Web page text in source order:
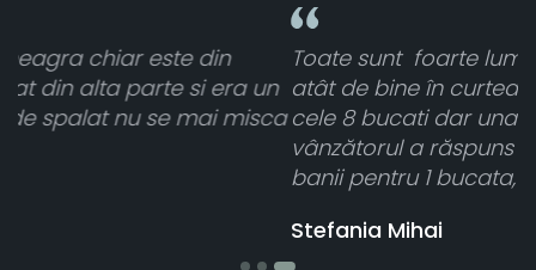
Toate sunt foarte luminoase și funcționează
atât de bine în curtea din spate. A primit toate
cele 8 bucati dar una nu a funcționat,
vânzătorul a răspuns rapid și a rambursat
banii pentru 1 bucata, Multumesc